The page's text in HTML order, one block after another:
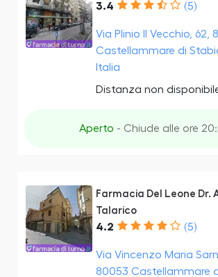
3.4 (5)
Via Plinio Il Vecchio, 62,
Castellammare di
Italia
Distanza non
Aperto - Chiude alle ore
Farmacia Del Leone Dr.
Talarico
4.2 (5)
Via Vincenzo Maria
80053 Castellammare